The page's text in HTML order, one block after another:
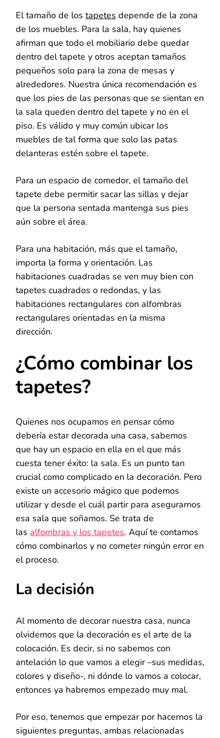
El tamaño de los tapetes depende de la zona
de los muebles. Para la sala, hay quienes
afirman que todo el mobiliario debe quedar
dentro del tapete y otros aceptan tamaños
pequeños solo para la zona de mesas y
alrededores. Nuestra única recomendación es
que los pies de las personas que se sientan en
la sala queden dentro del tapete y no en el
piso. Es válido y muy común ubicar los
muebles de tal forma que solo las patas
delanteras estén sobre el tapete.
Para un espacio de comedor, el tamaño del
tapete debe permitir sacar las sillas y dejar
que la persona sentada mantenga sus pies
aún sobre el área.
Para una habitación, más que el tamaño,
importa la forma y orientación. Las
habitaciones cuadradas se ven muy bien con
tapetes cuadrados o redondas, y las
habitaciones rectangulares con alfombras
rectangulares orientadas en la misma
dirección.
¿Cómo combinar los
tapetes?
Quienes nos ocupamos en pensar cómo
debería estar decorada una casa, sabemos
que hay un espacio en ella en el que más
cuesta tener éxito: la sala. Es un punto tan
crucial como complicado en la decoración. Pero
existe un accesorio mágico que podemos
utilizar y desde el cuál partir para asegurarnos
esa sala que soñamos. Se trata de
las alfombras y los tapetes. Aquí te contamos
cómo combinarlos y no cometer ningún error en
el proceso.
La decisión
Al momento de decorar nuestra casa, nunca
olvidemos que la decoración es el arte de la
colocación. Es decir, si no sabemos con
antelación lo que vamos a elegir –sus medidas,
colores y diseño-, ni dónde lo vamos a colocar,
entonces ya habremos empezado muy mal.
Por eso, tenemos que empezar por hacernos la
siguientes preguntas, ambas relacionadas